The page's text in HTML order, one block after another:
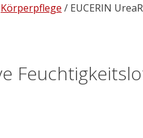
Körperpflege / EUCERIN